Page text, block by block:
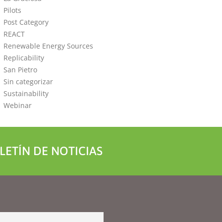
Pilots
Post Category
REACT
Renewable Energy Sources
Replicability
San Pietro
Sin categorizar
Sustainability
Webinar
DE NOTICIAS